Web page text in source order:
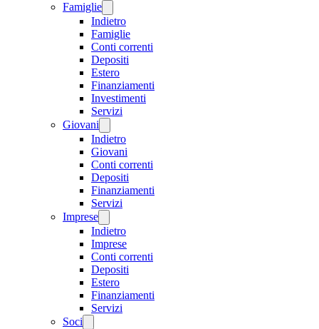
Famiglie
Indietro
Famiglie
Conti correnti
Depositi
Estero
Finanziamenti
Investimenti
Servizi
Giovani
Indietro
Giovani
Conti correnti
Depositi
Finanziamenti
Servizi
Imprese
Indietro
Imprese
Conti correnti
Depositi
Estero
Finanziamenti
Servizi
Soci